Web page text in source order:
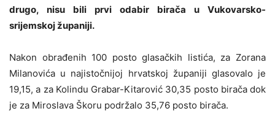
drugo, nisu bili prvi odabir birača u Vukovarsko-
srijemskoj županiji.
Nakon obrađenih 100 posto glasačkih listića, za Zorana
Milanovića u najistočnijoj hrvatskoj županiji glasovalo je
19,15, a za Kolindu Grabar-Kitarović 30,35 posto birača dok
je za Miroslava Škoru podržalo 35,76 posto birača.